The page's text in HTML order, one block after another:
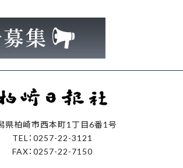
県柏崎市西本町1丁目6番1号
TEL：0257-22-3121
FAX：0257-22-7150